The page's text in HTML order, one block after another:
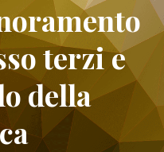
terzi e
della